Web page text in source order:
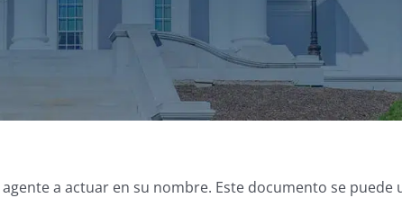
a actuar en su nombre. Este documento se puede